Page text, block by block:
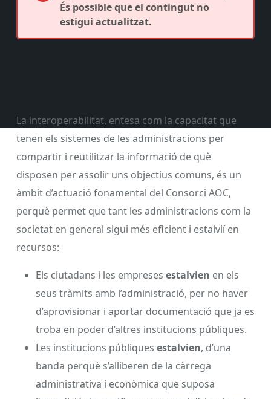
És possible que el contingut no
estigui actualitzat.
La interoperabilitat, entesa com la capacitat que
tenen els sistemes de les administracions per
compartir i reutilitzar la informació de què
disposen per assolir uns objectius comuns, és un
àmbit d’actuació fonamental del Consorci AOC,
perquè permet que tant les administracions com la
societat en general sigui més eficient i estalviï en
recursos:
Els ciutadans i les empreses estalvien en els
seus tràmits amb l’administració, per no haver
d’aprovisionar i aportar documentació que ja es
troba en poder d’altres institucions públiques.
Les institucions públiques estalvien, d’una
banda perquè s’alliberen de la càrrega
administrativa i econòmica que suposa